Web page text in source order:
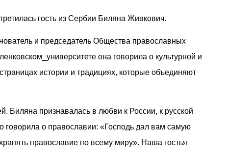
гость из Сербии Биляна Живкович.
и председатель Общества православных
она говорила о культурной и
истории и традициях, которые объединяют
Биляна признавалась в любви к России, к русской
говорила о православии: «Господь дал вам самую
православие по всему миру». Наша гостья